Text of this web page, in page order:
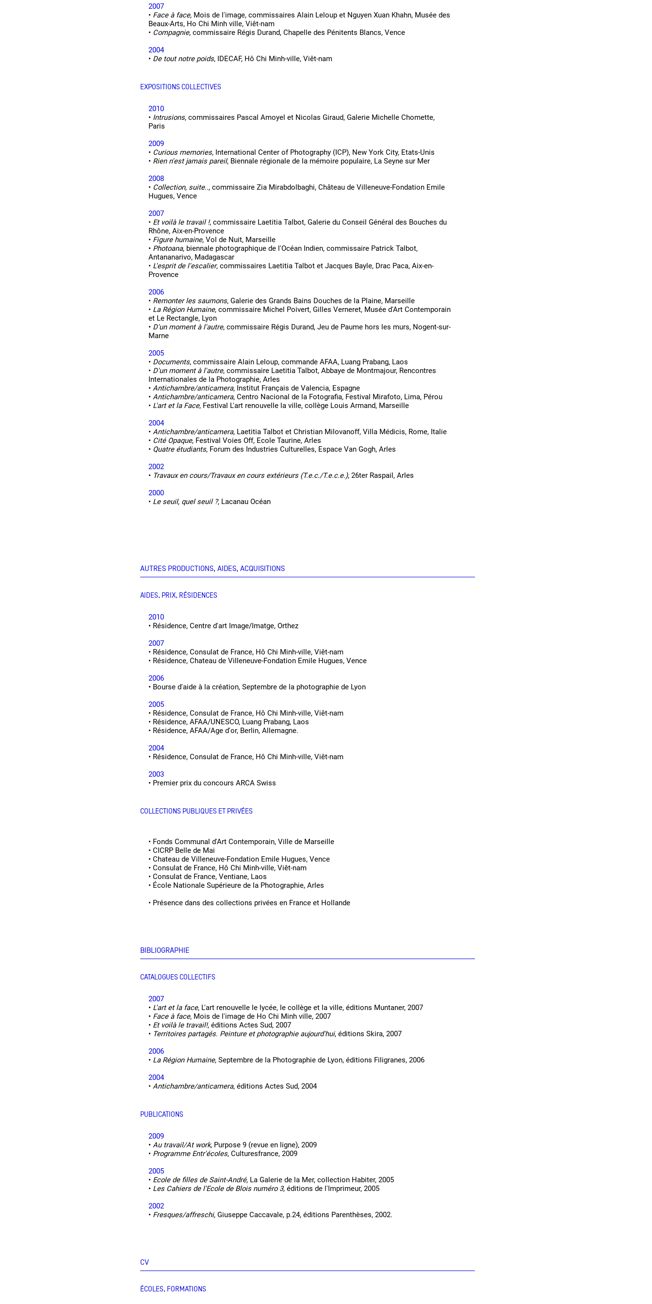
Production vidéo
2007
• Face à face, Mois de l'image, commissaires Alain Leloup et Nguyen Xuan Khahn, Musée des
Beaux-Arts, Ho Chi Minh ville, Viêt-nam
• Compagnie, commissaire Régis Durand, Chapelle des Pénitents Blancs, Vence
2004
• De tout notre poids, IDECAF, Hô Chi Minh-ville, Viêt-nam
EXPOSITIONS COLLECTIVES
2010
• Intrusions, commissaires Pascal Amoyel et Nicolas Giraud, Galerie Michelle Chomette,
Paris
2009
• Curious memories, International Center of Photography (ICP), New York City, Etats-Unis
• Rien n'est jamais pareil, Biennale régionale de la mémoire populaire, La Seyne sur Mer
2008
• Collection, suite.., commissaire Zia Mirabdolbaghi, Château de Villeneuve-Fondation Emile
Hugues, Vence
2007
• Et voilà le travail !, commissaire Laetitia Talbot, Galerie du Conseil Général des Bouches du
Rhône, Aix-en-Provence
• Figure humaine, Vol de Nuit, Marseille
• Photoana, biennale photographique de l'Océan Indien, commissaire Patrick Talbot,
Antananarivo, Madagascar
• L'esprit de l'escalier, commissaires Laetitia Talbot et Jacques Bayle, Drac Paca, Aix-en-
Provence
2006
• Remonter les saumons, Galerie des Grands Bains Douches de la Plaine, Marseille
• La Région Humaine, commissaire Michel Poivert, Gilles Verneret, Musée d'Art Contemporain
et Le Rectangle, Lyon
• D'un moment à l'autre, commissaire Régis Durand, Jeu de Paume hors les murs, Nogent-sur-
Marne
2005
• Documents, commissaire Alain Leloup, commande AFAA, Luang Prabang, Laos
• D'un moment à l'autre, commissaire Laetitia Talbot, Abbaye de Montmajour, Rencontres
Internationales de la Photographie, Arles
• Antichambre/anticamera, Institut Français de Valencia, Espagne
• Antichambre/anticamera, Centro Nacional de la Fotografia, Festival Mirafoto, Lima, Pérou
• L'art et la Face, Festival L'art renouvelle la ville, collège Louis Armand, Marseille
2004
• Antichambre/anticamera, Laetitia Talbot et Christian Milovanoff, Villa Médicis, Rome, Italie
• Cité Opaque, Festival Voies Off, Ecole Taurine, Arles
• Quatre étudiants, Forum des Industries Culturelles, Espace Van Gogh, Arles
2002
• Travaux en cours/Travaux en cours extérieurs (T.e.c./T.e.c.e.), 26ter Raspail, Arles
2000
• Le seuil, quel seuil ?, Lacanau Océan
AUTRES PRODUCTIONS, AIDES, ACQUISITIONS
AIDES, PRIX, RÉSIDENCES
2010
• Résidence, Centre d'art Image/Imatge, Orthez
2007
• Résidence, Consulat de France, Hô Chi Minh-ville, Viêt-nam
• Résidence, Chateau de Villeneuve-Fondation Emile Hugues, Vence
2006
• Bourse d'aide à la création, Septembre de la photographie de Lyon
2005
• Résidence, Consulat de France, Hô Chi Minh-ville, Viêt-nam
• Résidence, AFAA/UNESCO, Luang Prabang, Laos
• Résidence, AFAA/Age d'or, Berlin, Allemagne.
2004
• Résidence, Consulat de France, Hô Chi Minh-ville, Viêt-nam
2003
• Premier prix du concours ARCA Swiss
COLLECTIONS PUBLIQUES ET PRIVÉES
• Fonds Communal d'Art Contemporain, Ville de Marseille
• CICRP Belle de Mai
• Chateau de Villeneuve-Fondation Emile Hugues, Vence
• Consulat de France, Hô Chi Minh-ville, Viêt-nam
• Consulat de France, Ventiane, Laos
• École Nationale Supérieure de la Photographie, Arles
• Présence dans des collections privées en France et Hollande
BIBLIOGRAPHIE
CATALOGUES COLLECTIFS
2007
• L'art et la face, L'art renouvelle le lycée, le collège et la ville, éditions Muntaner, 2007
• Face à face, Mois de l'image de Ho Chi Minh ville, 2007
• Et voilà le travail!, éditions Actes Sud, 2007
• Territoires partagés. Peinture et photographie aujourd'hui, éditions Skira, 2007
2006
• La Région Humaine, Septembre de la Photographie de Lyon, éditions Filigranes, 2006
2004
• Antichambre/anticamera, éditions Actes Sud, 2004
PUBLICATIONS
2009
• Au travail/At work, Purpose 9 (revue en ligne), 2009
• Programme Entr'écoles, Culturesfrance, 2009
2005
• Ecole de filles de Saint-André, La Galerie de la Mer, collection Habiter, 2005
• Les Cahiers de l'Ecole de Blois numéro 3, éditions de l'Imprimeur, 2005
2002
• Fresques/affreschi, Giuseppe Caccavale, p.24, éditions Parenthèses, 2002.
CV
ÉCOLES, FORMATIONS